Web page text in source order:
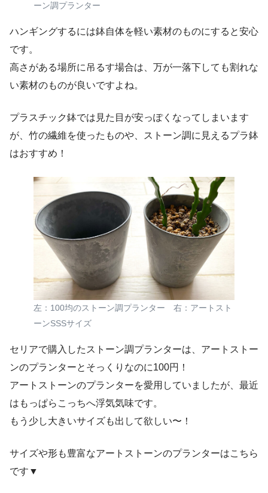
ーン調プランター
ハンギングするには鉢自体を軽い素材のものにすると安心
です。
高さがある場所に吊るす場合は、万が一落下しても割れな
い素材のものが良いですよね。
プラスチック鉢では見た目が安っぽくなってしまいます
が、竹の繊維を使ったものや、ストーン調に見えるプラ鉢
はおすすめ！
左：100均のストーン調プランター 右：アートスト
ーンSSSサイズ
セリアで購入したストーン調プランターは、アートストー
ンのプランターとそっくりなのに100円！
アートストーンのプランターを愛用していましたが、最近
はもっぱらこっちへ浮気気味です。
もう少し大きいサイズも出して欲しい〜！
サイズや形も豊富なアートストーンのプランターはこちら
です▼